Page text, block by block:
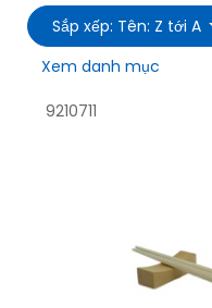
Sắp xếp: Tên: Z tới A
Xem danh mục
9210711